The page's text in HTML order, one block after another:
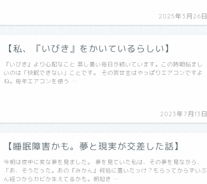
2025年3月26日
【私、『いびき』をかいているらしい】
2023年7月13日
『いびき』より心配なこと 蒸し暑い毎日が続いています。この時期悩まし
いのは「快眠できない」ことです。 その救世主はやっぱりエアコンですよ
ね。毎年エアコンを使う …
【睡眠障害かも。夢と現実が交差した話】
今朝は夜中に変な夢を見ました。 夢を見ていた私は、その夢を見ながら、
「あ、そうだった。あの『みかん』何処に置いたっけ？もらってからずいぶ
ん経つからカビか生えてるかも。朝起き …